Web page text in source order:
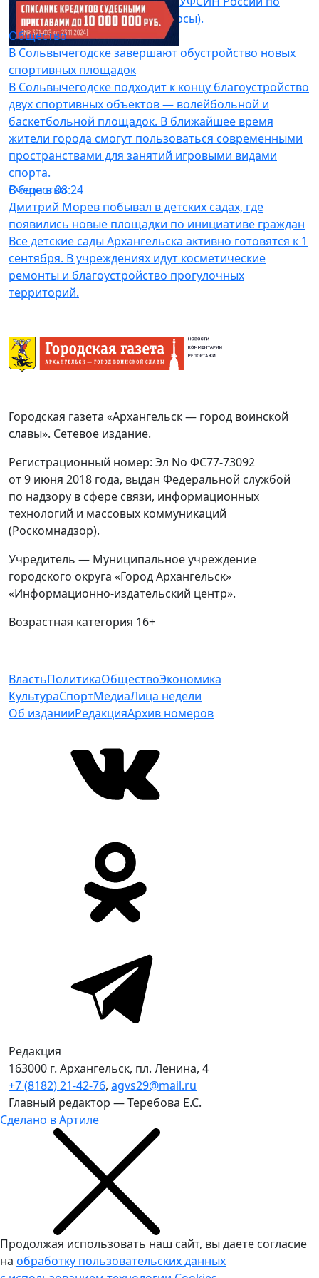
Архангельской области (п. Пирсы).
Общество
Позавчера в 15:00
В Сольвычегодске завершают обустройство новых
спортивных площадок
В Сольвычегодске подходит к концу благоустройство
двух спортивных объектов — волейбольной и
баскетбольной площадок. В ближайшее время
жители города смогут пользоваться современными
пространствами для занятий игровыми видами
спорта.
Общество
Вчера в 08:24
Дмитрий Морев побывал в детских садах, где
появились новые площадки по инициативе граждан
Все детские сады Архангельска активно готовятся к 1
сентября. В учреждениях идут косметические
ремонты и благоустройство прогулочных
территорий.
Городская газета «Архангельск — город воинской
славы». Сетевое издание.
Регистрационный номер: Эл No ФС77-73092
от 9 июня 2018 года, выдан Федеральной службой
по надзору в сфере связи, информационных
технологий и массовых коммуникаций
(Роскомнадзор).
Учредитель — Муниципальное учреждение
городского округа «Город Архангельск»
«Информационно-издательский центр».
Возрастная категория 16+
ВластьПолитикаОбществоЭкономика
КультураСпортМедиаЛица недели
Об изданииРедакцияАрхив номеров
Редакция
163000 г. Архангельск, пл. Ленина, 4
+7 (8182) 21-42-76, agvs29@mail.ru
Главный редактор — Теребова Е.С.
Сделано в Артиле
Продолжая использовать наш сайт, вы даете согласие
на обработку пользовательских данных